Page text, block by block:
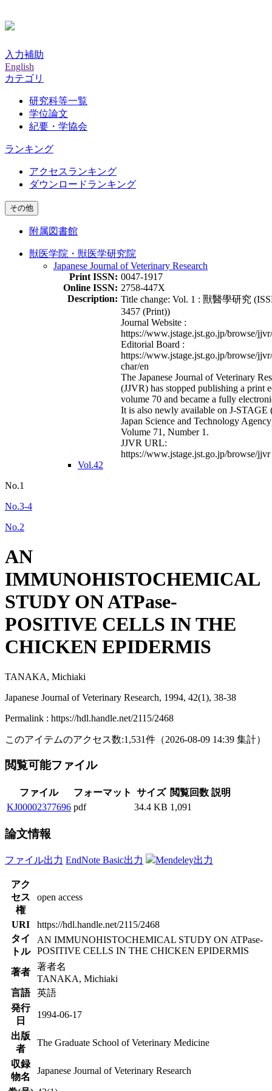
入力補助
English
カテゴリ
研究科等一覧
学位論文
紀要・学協会
ランキング
アクセスランキング
ダウンロードランキング
その他
附属図書館
獣医学院・獣医学研究院
Japanese Journal of Veterinary Research
Print ISSN: 0047-1917
Online ISSN: 2758-447X
Description: Title change: Vol. 1 : 獸醫學研究
3457 (Print))
Journal Website :
https://www.jstage.jst.go.jp/browse/
Editorial Board :
https://www.jstage.jst.go.jp/browse/
char/en
The Japanese Journal of Veterinary
(JJVR) has stopped publishing a print
volume 70 and became a fully
It is also newly available on J-STAGE
Japan Science and Technology
Volume 71, Number 1.
JJVR URL:
https://www.jstage.jst.go.jp/browse/jjvr
Vol.42
No.1
No.3-4
No.2
AN
IMMUNOHISTOCHEMICAL
STUDY ON ATPase-
POSITIVE CELLS IN THE
CHICKEN EPIDERMIS
TANAKA, Michiaki
Japanese Journal of Veterinary Research, 1994, 42(1), 38-38
Permalink : https://hdl.handle.net/2115/2468
このアイテムのアクセス数:1,531件 （2026-08-09 14:39 集計）
閲覧可能ファイル
ファイル フォーマット サイズ 閲覧回数 説明
KJ00002377696 pdf 34.4 KB 1,091
論文情報
ファイル出力 EndNote Basic出力 Mendeley出力
アク
セス
権
open access
URI
https://hdl.handle.net/2115/2468
タイ
トル
AN IMMUNOHISTOCHEMICAL STUDY ON ATPase-
POSITIVE CELLS IN THE CHICKEN EPIDERMIS
著者
著者名
TANAKA, Michiaki
言語
英語
発行
日
1994-06-17
出版
者
The Graduate School of Veterinary Medicine
収録
物名
Japanese Journal of Veterinary Research